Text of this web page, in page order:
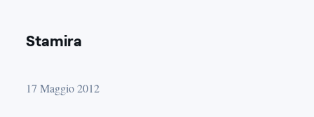
Stamira
17 Maggio 2012